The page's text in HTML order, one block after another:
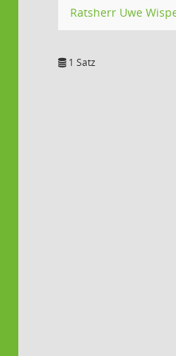
Ratsherr Uwe
1 Satz